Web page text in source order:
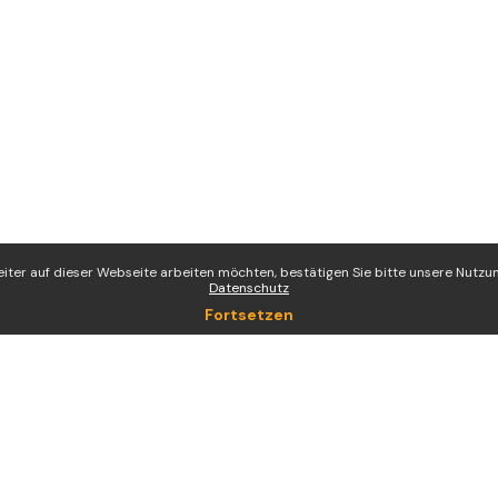
auf dieser Webseite arbeiten möchten, bestätigen Sie bitte unsere
Datenschutz
Fortsetzen